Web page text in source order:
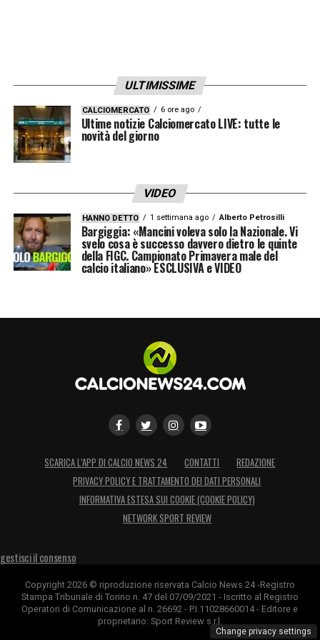
ULTIMISSIME
CALCIOMERCATO 6 ore ago
Ultime notizie Calciomercato LIVE: tutte le
novità del giorno
VIDEO
HANNO DETTO 1 settimana ago Alberto Petrosilli
Bargiggia: «Mancini voleva solo la Nazionale. Vi
svelo cosa è successo davvero dietro le quinte
della FIGC. Campionato Primavera male del
calcio italiano» ESCLUSIVA e VIDEO
SCARICA L’APP DI CALCIO NEWS 24 CONTATTI
REDAZIONE
PRIVACY POLICY E TRATTAMENTO DEI DATI PERSONALI
INFORMATIVA ESTESA SUI COOKIE (COOKIE POLICY)
NETWORK SPORT REVIEW
gestisci il consenso
Copyright 2026 © riproduzione riservata Calcio News 24 -Registro
Stampa Tribunale di Torino n. 47 del 07/09/2021 - Iscritto al Registro
Operatori di Comunicazione al n. 26692 - P.I.11028660014 - Editore e
proprietario: Sport Review s.r.l.
Change privacy settings